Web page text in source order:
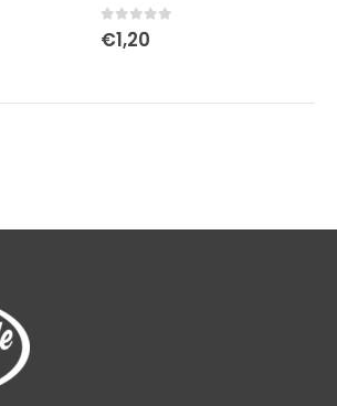
0Su 5
€1,20